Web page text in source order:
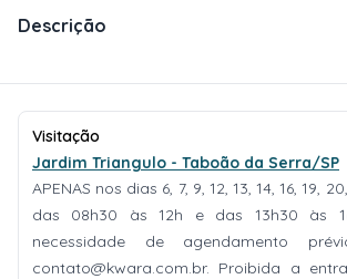
Descrição
Visitação
Jardim Triangulo - Taboão da Serra/SP
APENAS nos dias 6, 7, 9, 12, 13, 14, 16, 19,
das 08h30 às 12h e das 13h30 às
necessidade de agendamento
contato@kwara.com.br. Proibida a